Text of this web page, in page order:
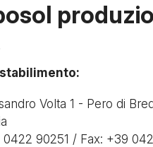
Volta 1 - Pero di
0422 90251 / Fax: +39